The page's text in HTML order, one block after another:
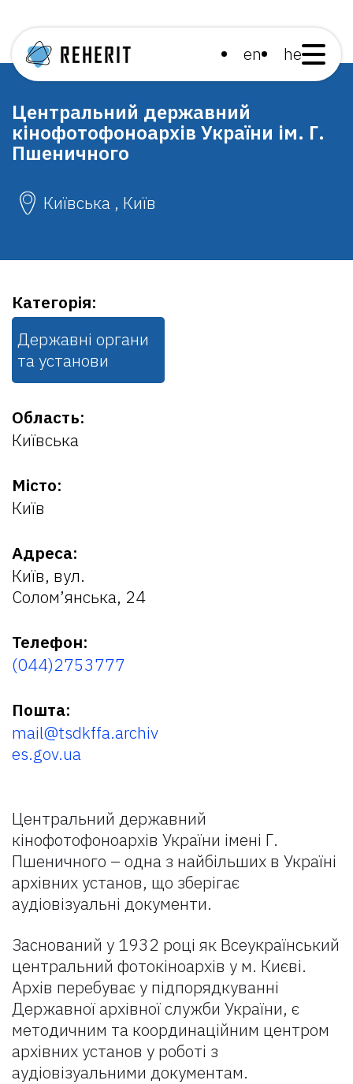
en he
Центральний державний
кінофотофоноархів України ім. Г.
Пшеничного
Київська , Київ
Центральний державний
кінофотофоноархів України імені Г.
Пшеничного – одна з найбільших в Україні
архівних установ, що зберігає
аудіовізуальні документи.
Заснований у 1932 році як Всеукраїнський
центральний фотокіноархів у м. Києві.
Архів перебуває у підпорядкуванні
Державної архівної служби України, є
методичним та координаційним центром
архівних установ у роботі з
аудіовізуальними документам.
Категорія:
Державні органи
та установи
Область:
Київська
Місто:
Київ
Адреса:
Київ, вул.
Солом’янська, 24
Телефон:
(044)2753777
Пошта:
mail@tsdkffa.archiv
es.gov.ua